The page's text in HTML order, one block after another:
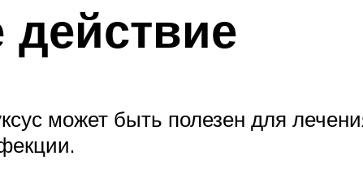
может быть полезен для